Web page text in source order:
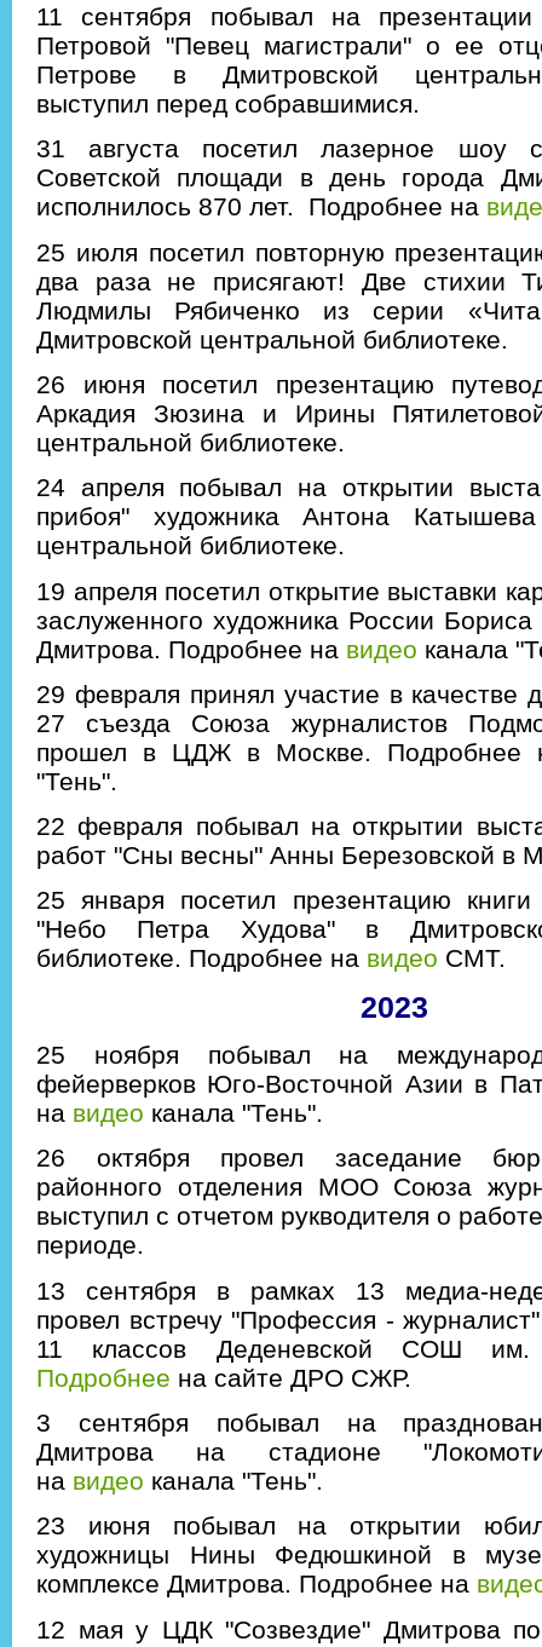
11 сентября побывал на
Петровой "Певец магистрали" о ее
Петрове в Дмитровской
выступил перед собравшимися.
31 августа посетил лазерное шоу
Советской площади в день города
исполнилось 870 лет. Подробнее на
25 июля посетил повторную
два раза не присягают! Две стихии
Людмилы Рябиченко из серии
Дмитровской центральной библиотеке.
26 июня посетил презентацию
Аркадия Зюзина и Ирины
центральной библиотеке.
24 апреля побывал на открытии
прибоя" художника Антона
центральной библиотеке.
19 апреля посетил открытие выставки
заслуженного художника России
Дмитрова. Подробнее на видео канала
29 февраля принял участие в качестве
27 съезда Союза журналистов
прошел в ЦДЖ в Москве.
"Тень".
22 февраля побывал на открытии
работ "Сны весны" Анны Березовской в
25 января посетил презентацию
"Небо Петра Худова" в
библиотеке. Подробнее на видео СМТ.
2023
25 ноября побывал на
фейерверков Юго-Восточной Азии в
на видео канала "Тень".
26 октября провел заседание
районного отделения МОО Союза
выступил с отчетом рукводителя о
периоде.
13 сентября в рамках 13 медиа-
провел встречу "Профессия -
11 классов Деденевской СОШ им.
Подробнее на сайте ДРО СЖР.
3 сентября побывал на
Дмитрова на стадионе
на видео канала "Тень".
23 июня побывал на открытии
художницы Нины Федюшкиной в
комплексе Дмитрова. Подробнее на
12 мая у ЦДК "Созвездие" Дмитрова